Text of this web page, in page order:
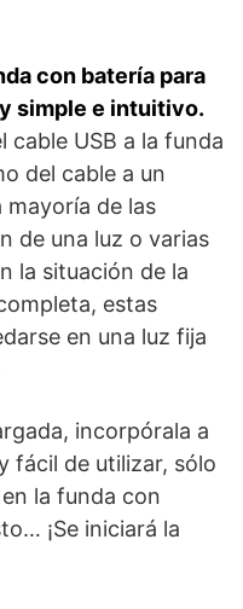
con batería para
simple e intuitivo.
USB a la funda
del cable a un
mayoría de las
de una luz o varias
la situación de la
estas
en una luz fija
incorpórala a
fácil de utilizar, sólo
la funda con
¡Se iniciará la